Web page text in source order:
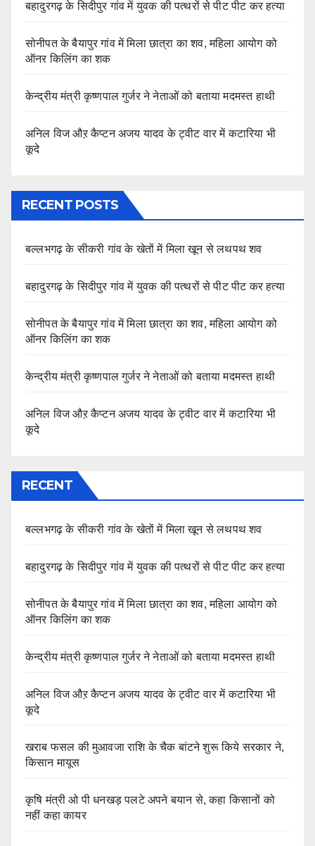
बहादुरगढ़ के सिदीपुर गांव में युवक की पत्थरों से पीट पीट कर हत्या
सोनीपत के बैयापुर गांव में मिला छात्रा का शव, महिला आयोग को
ऑनर किलिंग का शक
केन्द्रीय मंत्री कृष्णपाल गुर्जर ने नेताओं को बताया मदमस्त हाथी
अनिल विज औऱ कैप्टन अजय यादव के ट्वीट वार में कटारिया भी
कूदे
RECENT POSTS
बल्लभगढ़ के सीकरी गांव के खेतों में मिला खून से लथपथ शव
बहादुरगढ़ के सिदीपुर गांव में युवक की पत्थरों से पीट पीट कर हत्या
सोनीपत के बैयापुर गांव में मिला छात्रा का शव, महिला आयोग को
ऑनर किलिंग का शक
केन्द्रीय मंत्री कृष्णपाल गुर्जर ने नेताओं को बताया मदमस्त हाथी
अनिल विज औऱ कैप्टन अजय यादव के ट्वीट वार में कटारिया भी
कूदे
RECENT
बल्लभगढ़ के सीकरी गांव के खेतों में मिला खून से लथपथ शव
बहादुरगढ़ के सिदीपुर गांव में युवक की पत्थरों से पीट पीट कर हत्या
सोनीपत के बैयापुर गांव में मिला छात्रा का शव, महिला आयोग को
ऑनर किलिंग का शक
केन्द्रीय मंत्री कृष्णपाल गुर्जर ने नेताओं को बताया मदमस्त हाथी
अनिल विज औऱ कैप्टन अजय यादव के ट्वीट वार में कटारिया भी
कूदे
खराब फसल की मुआवजा राशि के चैक बांटने शुरू किये सरकार ने,
किसान मायूस
कृषि मंत्री ओ पी धनखड़ पलटे अपने बयान से, कहा किसानों को
नहीं कहा कायर